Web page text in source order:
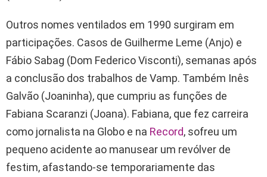
Outros nomes ventilados em 1990 surgiram em
participações. Casos de Guilherme Leme (Anjo) e
Fábio Sabag (Dom Federico Visconti), semanas após
a conclusão dos trabalhos de Vamp. Também Inês
Galvão (Joaninha), que cumpriu as funções de
Fabiana Scaranzi (Joana). Fabiana, que fez carreira
como jornalista na Globo e na Record, sofreu um
pequeno acidente ao manusear um revólver de
festim, afastando-se temporariamente das